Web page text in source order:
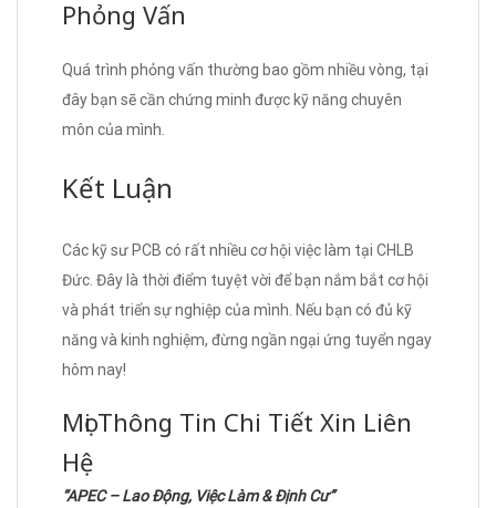
Phỏng Vấn
Quá trình phỏng vấn thường bao gồm nhiều vòng, tại
đây bạn sẽ cần chứng minh được kỹ năng chuyên
môn của mình.
Kết Luận
Các kỹ sư PCB có rất nhiều cơ hội việc làm tại CHLB
Đức. Đây là thời điểm tuyệt vời để bạn nắm bắt cơ hội
và phát triển sự nghiệp của mình. Nếu bạn có đủ kỹ
năng và kinh nghiệm, đừng ngần ngại ứng tuyển ngay
hôm nay!
Mọi Thông Tin Chi Tiết Xin Liên
Hệ
“APEC – Lao Động, Việc Làm & Định Cư”